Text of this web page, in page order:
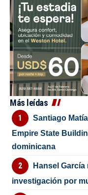
Más leídas
Santiago
Empire State
dominicana
Hansel
investigación por